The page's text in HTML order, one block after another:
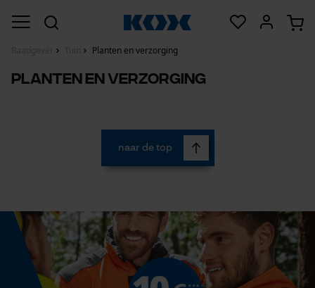
Planten en verzorging
Planten en verzorging
naar de top